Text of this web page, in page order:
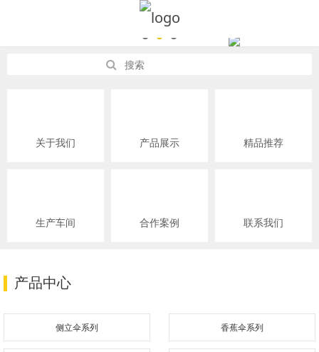
关于我们 产品展示 精品推荐
生产车间 合作案例 联系我们
产品中心
侧立伞系列 香蕉伞系列